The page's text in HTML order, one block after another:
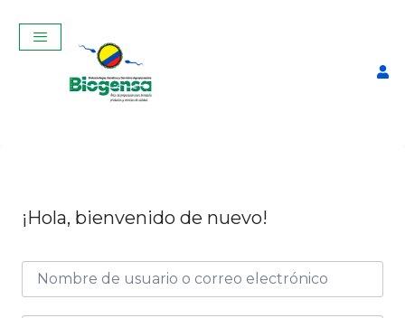
¡Hola, bienvenido de nuevo!
Pinza Coge Pajuelas